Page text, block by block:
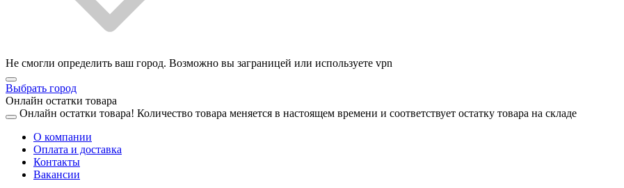
Не смогли определить ваш город. Возможно вы заграницей или используете vpn
Выбрать город
Онлайн остатки товара
Онлайн остатки товара! Количество товара меняется в настоящем времени и соответствует остатку товара на складе
О компании
Оплата и доставка
Контакты
Вакансии